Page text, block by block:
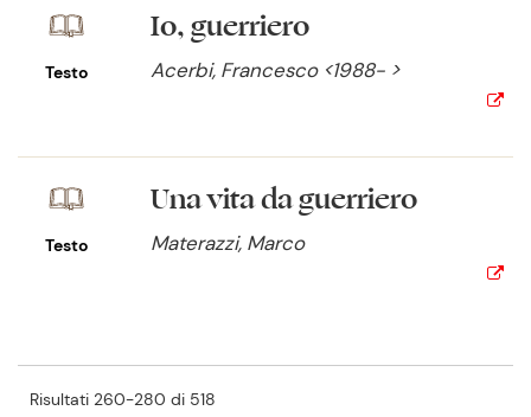
Testo
Io, guerriero
Acerbi, Francesco <1988- >
Testo
Una vita da guerriero
Materazzi, Marco
Risultati 260-280 di 518